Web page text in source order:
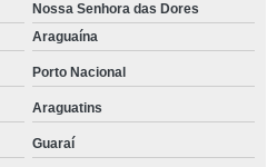
Nossa Senhora das Dores
Araguaína
Porto Nacional
Araguatins
Guaraí